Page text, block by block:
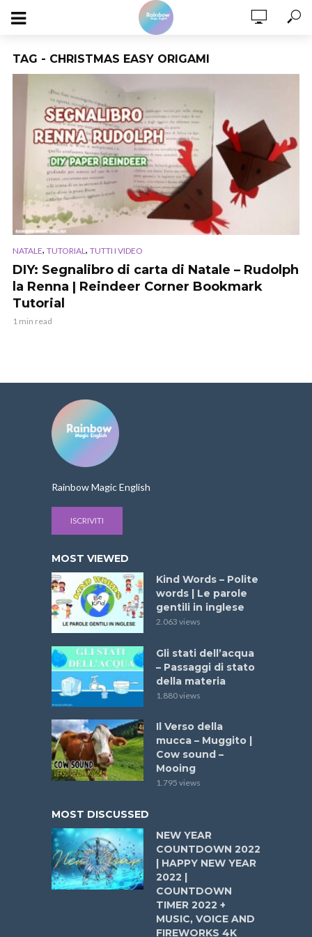
TAG - CHRISTMAS EASY ORIGAMI
NATALE, TUTORIAL , TUTTI I VIDEO
DIY: Segnalibro di carta di Natale – Rudolph
la Renna | Reindeer Corner Bookmark
Tutorial
1 min read
Rainbow Magic English
ISCRIVITI
MOST VIEWED
Kind Words – Polite
words | Le parole
gentili in inglese
2.063 views
Gli stati dell’acqua
– Passaggi di stato
della materia
1.880 views
Il Verso della
mucca – Muggito |
Cow sound –
Mooing
1.795 views
MOST DISCUSSED
NEW YEAR
COUNTDOWN 2022
| HAPPY NEW YEAR
2022 |
COUNTDOWN
TIMER 2022 +
MUSIC, VOICE AND
FIREWORKS 4K